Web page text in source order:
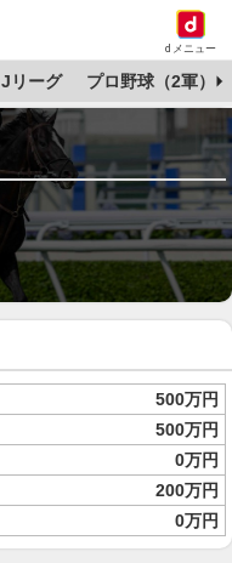
dメニュー
Jリーグ プロ野球（2軍）
500万円
500万円
0万円
200万円
0万円